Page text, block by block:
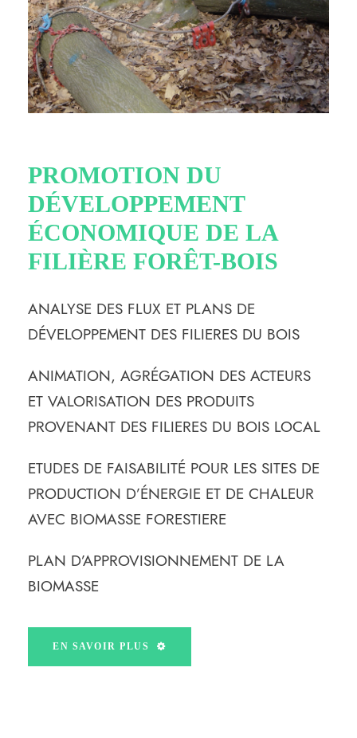
PROMOTION DU
DÉVELOPPEMENT
ÉCONOMIQUE DE LA
FILIÈRE FORÊT-BOIS
ANALYSE DES FLUX ET PLANS DE
DÉVELOPPEMENT DES FILIERES DU BOIS
ANIMATION, AGRÉGATION DES ACTEURS
ET VALORISATION DES PRODUITS
PROVENANT DES FILIERES DU BOIS LOCAL
ETUDES DE FAISABILITÉ POUR LES SITES DE
PRODUCTION D’ÉNERGIE ET DE CHALEUR
AVEC BIOMASSE FORESTIERE
PLAN D’APPROVISIONNEMENT DE LA
BIOMASSE
EN SAVOIR PLUS